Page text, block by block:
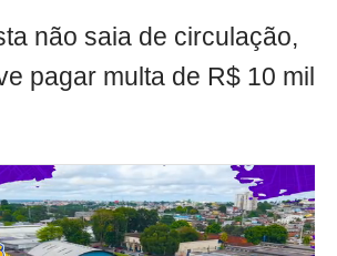
não saia de circulação,
pagar multa de R$ 10 mil